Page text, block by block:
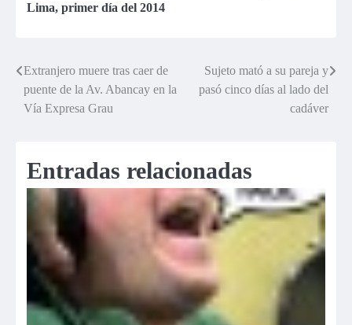
Lima, primer día del 2014
Navegación
de
Extranjero muere tras caer de
puente de la Av. Abancay en la
Vía Expresa Grau
Sujeto mató a su pareja y
pasó cinco días al lado del
cadáver
Entradas relacionadas